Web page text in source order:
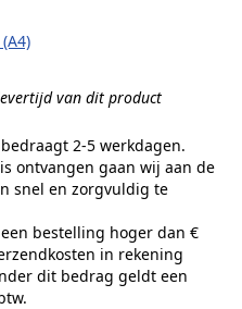
van dit product
2-5 werkdagen.
ontvangen gaan wij aan de
snel en zorgvuldig te
bestelling hoger dan €
in rekening
dit bedrag geldt een